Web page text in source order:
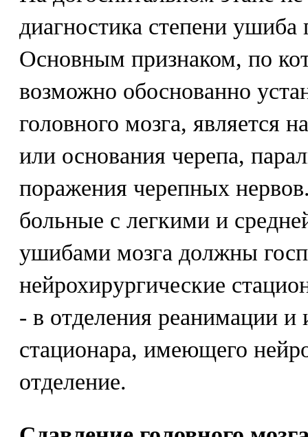
диагностика степени ушиба
Основным признаком, по
возможно обоснованно
головного мозга, является
или основания черепа,
поражения черепных
больные с легкими и
ушибами мозга должны
нейрохирургические
- в отделения реанимации и
стационара, имеющего
отделение.